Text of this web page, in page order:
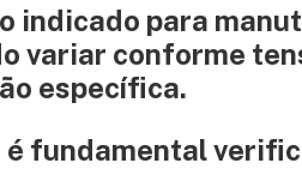
indicado para
variar conforme
específica.
fundamental